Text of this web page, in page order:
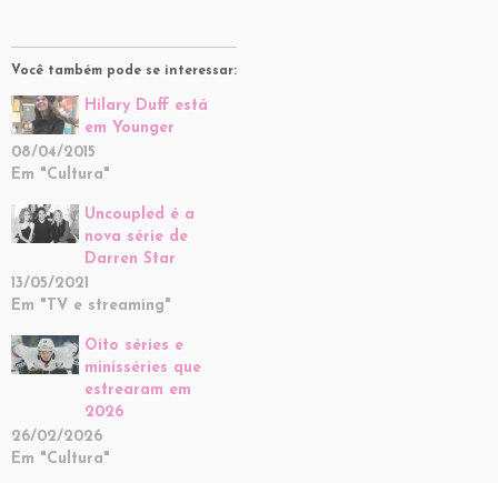
Você também pode se interessar:
Hilary Duff está
em Younger
08/04/2015
Em "Cultura"
Uncoupled é a
nova série de
Darren Star
13/05/2021
Em "TV e streaming"
Oito séries e
minisséries que
estrearam em
2026
26/02/2026
Em "Cultura"